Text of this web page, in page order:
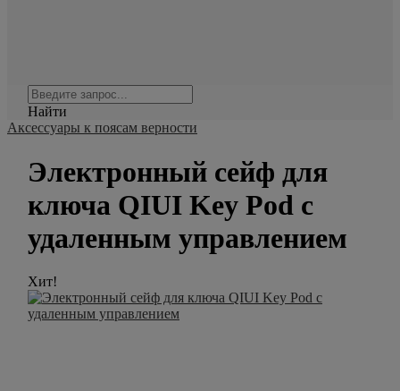
Найти
Аксессуары к поясам верности
Электронный сейф для
ключа QIUI Key Pod с
удаленным управлением
Хит!